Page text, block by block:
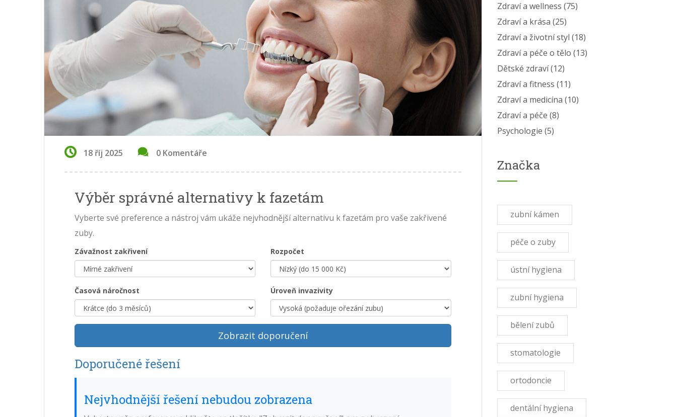
18 říj 2025 0 Komentáře
Výběr správné alternativy k fazetám
Vyberte své preference a nástroj vám ukáže nejvhodnější alternativu k fazetám pro vaše zakřivené
zuby.
Závažnost zakřivení Rozpočet
Časová náročnost Úroveň invazivity
Zobrazit doporučení
Doporučené řešení
Nejvhodnější řešení nebudou zobrazena
Zdraví a wellness (75)
Zdraví a krása (25)
Zdraví a životní styl (18)
Zdraví a péče o tělo (13)
Dětské zdraví(12)
Zdraví a fitness (11)
Zdraví a medicína (10)
Zdraví a péče (8)
Psychologie (5)
Značka
zubní kámen
péče o zuby
ústní hygiena
zubní hygiena
bělení zubů
stomatologie
ortodoncie
dentální hygiena